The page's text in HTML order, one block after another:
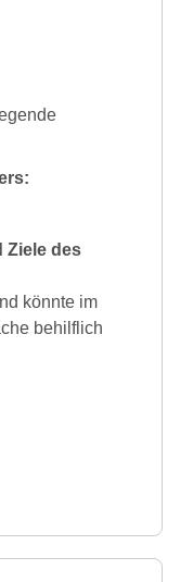
Ziele des
könnte im
behilflich